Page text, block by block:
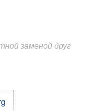
заменой друг